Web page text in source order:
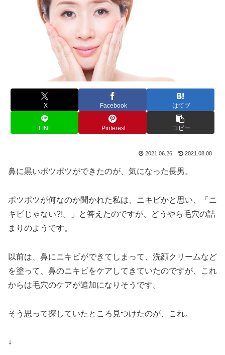
X Facebook はてブ
LINE Pinterest コピー
2021.06.26 2021.08.08
鼻に黒いポツポツができたのが、気になった長男。
ポツポツが何なのか聞かれた私は、ニキビかと思い、「ニ
キビじゃない?!。」と答えたのですが、どうやら毛穴の詰
まりのようです。
以前は、鼻にニキビができてしまって、洗顔クリームなど
を塗って、鼻のニキビをケアしてきていたのですが、これ
からは毛穴のケアが追加になりそうです。
そう思って探していたところ見つけたのが、これ。
↓